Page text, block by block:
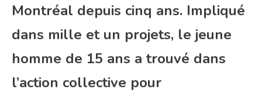
Montréal depuis cinq ans. Impliqué
dans mille et un projets, le jeune
homme de 15 ans a trouvé dans
l’action collective pour